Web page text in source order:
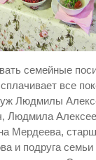
семейные
все
Людмилы
Людмила
Мердеева,
и подруга семьи